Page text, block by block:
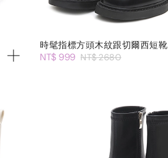
時髦指標方頭木紋跟切爾西短靴
NT$ 999 NT$ 2680